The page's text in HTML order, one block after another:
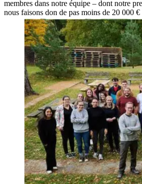
membres dans notre équipe – dont notre
nous faisons don de pas moins de 20 000